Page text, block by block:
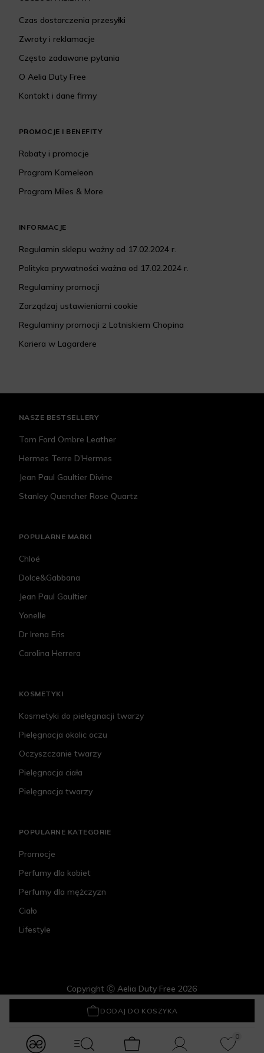
modules.Navbar.menuLabels.logo
modules.Navbar.menuLabels.menuWithSearch
Koszyk Konto
0
Ulubione
DODAJ DO KOSZYKA
Tous Love Me EDP Playful Set
Czas dostarczenia przesyłki
Zwroty i reklamacje
Często zadawane pytania
O Aelia Duty Free
Kontakt i dane firmy
PROMOCJE I BENEFITY
Rabaty i promocje
Program Kameleon
Program Miles & More
INFORMACJE
Regulamin sklepu ważny od 17.02.2024 r.
Polityka prywatności ważna od 17.02.2024 r.
Regulaminy promocji
Zarządzaj ustawieniami cookie
Regulaminy promocji z Lotniskiem Chopina
Kariera w Lagardere
NASZE BESTSELLERY
Tom Ford Ombre Leather
Hermes Terre D'Hermes
Jean Paul Gaultier Divine
Stanley Quencher Rose Quartz
POPULARNE MARKI
Chloé
Dolce&Gabbana
Jean Paul Gaultier
Yonelle
Dr Irena Eris
Carolina Herrera
KOSMETYKI
Kosmetyki do pielęgnacji twarzy
Pielęgnacja okolic oczu
Oczyszczanie twarzy
Pielęgnacja ciała
Pielęgnacja twarzy
POPULARNE KATEGORIE
Promocje
Perfumy dla kobiet
Perfumy dla mężczyzn
Ciało
Lifestyle
Copyright Ⓒ Aelia Duty Free 2026